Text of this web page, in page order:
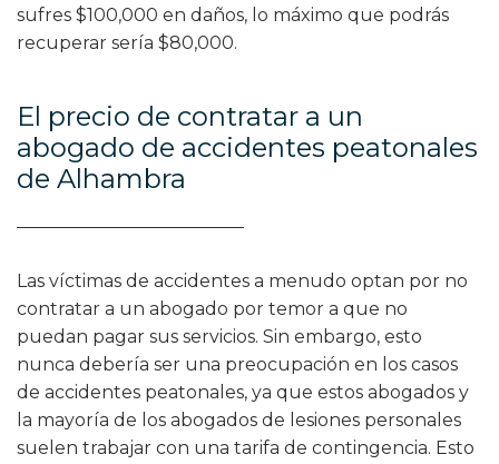
sufres $100,000 en daños, lo máximo que podrás
recuperar sería $80,000.
El precio de contratar a un
abogado de accidentes peatonales
de Alhambra
Las víctimas de accidentes a menudo optan por no
contratar a un abogado por temor a que no
puedan pagar sus servicios. Sin embargo, esto
nunca debería ser una preocupación en los casos
de accidentes peatonales, ya que estos abogados y
la mayoría de los abogados de lesiones personales
suelen trabajar con una tarifa de contingencia. Esto